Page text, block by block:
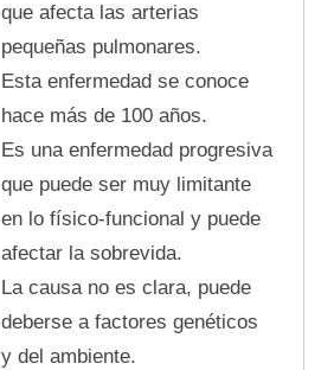
que afecta las arterias
pequeñas pulmonares.
Esta enfermedad se conoce
hace más de 100 años.
Es una enfermedad progresiva
que puede ser muy limitante
en lo físico-funcional y puede
afectar la sobrevida.
La causa no es clara, puede
deberse a factores genéticos
y del ambiente.